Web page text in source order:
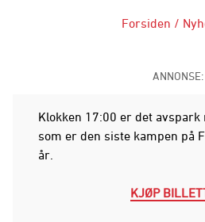
Forsiden /
ANNONSE:
Klokken 17:00 er det avspark
som er den siste kampen på
år.
KJØP